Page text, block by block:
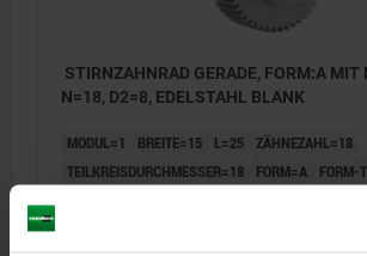
STIRNZAHNRAD GERADE, FORM:A MIT
N=18, D2=8, EDELSTAHL BLANK
MODUL=1 BREITE=15 L=25 ZÄHNEZAHL=18
TEILKREISDURCHMESSER=18
FORM=A
FORM-